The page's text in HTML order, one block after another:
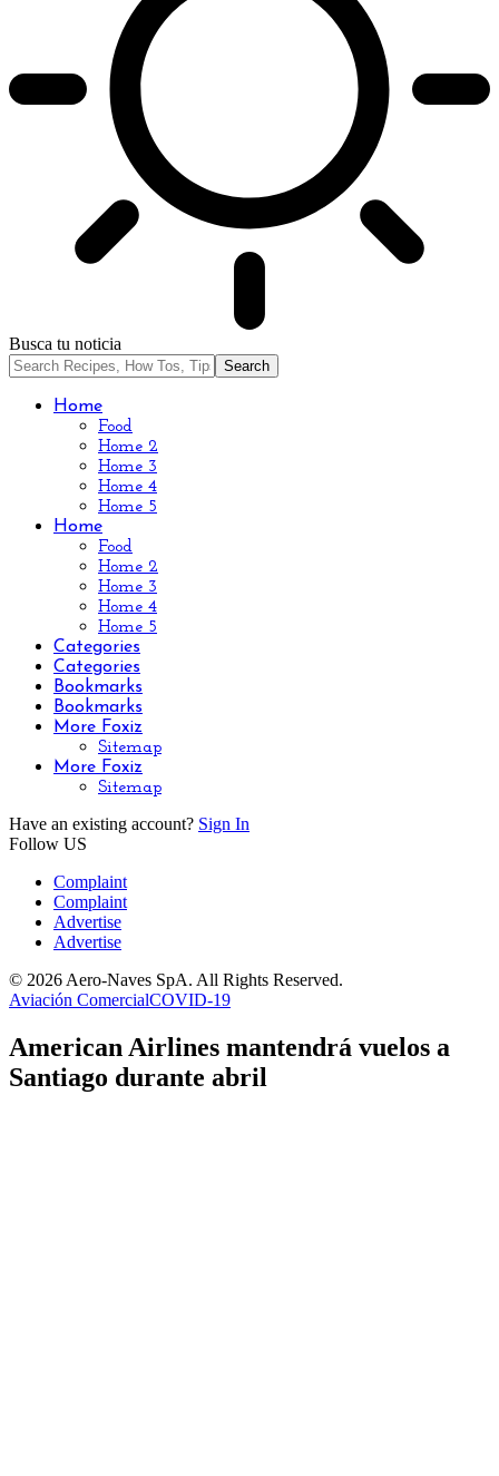
Busca tu noticia
Home
Food
Home 2
Home 3
Home 4
Home 5
Home
Food
Home 2
Home 3
Home 4
Home 5
Categories
Categories
Bookmarks
Bookmarks
More Foxiz
Sitemap
More Foxiz
Sitemap
Have an existing account? Sign In
Follow US
Complaint
Complaint
Advertise
Advertise
© 2026 Aero-Naves SpA. All Rights Reserved.
Aviación ComercialCOVID-19
American Airlines mantendrá vuelos a
Santiago durante abril